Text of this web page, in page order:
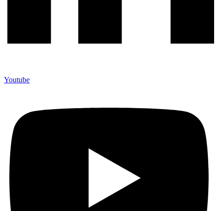
Youtube